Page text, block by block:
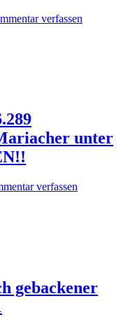
verfassen
unter
verfassen
gebackener